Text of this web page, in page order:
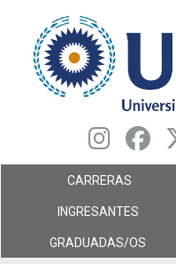
contenido
principal
CARRERAS
INGRESANTES
GRADUADAS/OS